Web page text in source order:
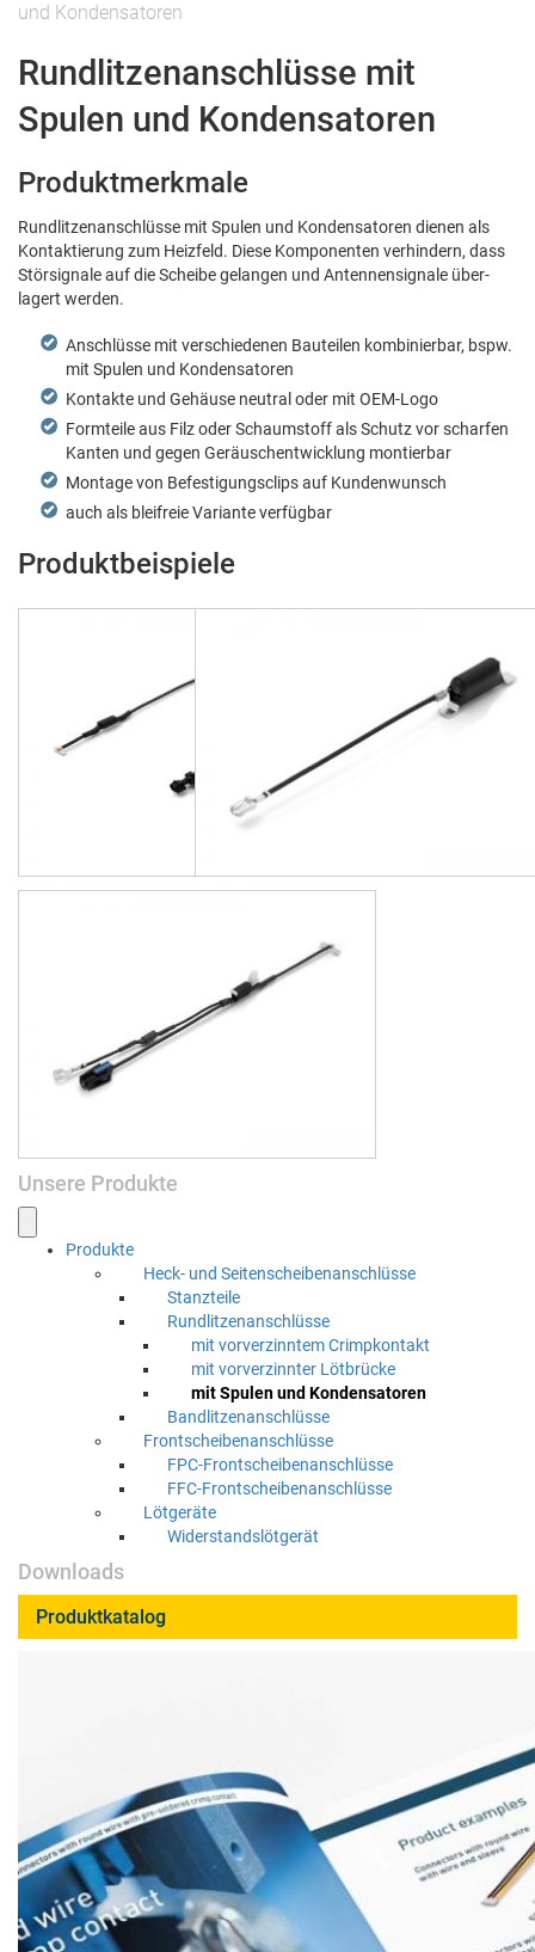
und Kondensatoren
Rundlitzenanschlüsse mit
Spulen und Kondensatoren
Produktmerkmale
Rundl­itzenan­schlüsse mit Spulen und Kon­den­satoren dienen als
Kon­tak­tierung zum Heizfeld. Diese Kom­po­nen­ten ver­hin­dern, dass
Störsig­nale auf die Scheibe gelan­gen und Anten­nensignale über­
lagert werden.
Anschlüsse mit ver­schiede­nen Bauteilen kom­binier­bar, bspw.
mit Spulen und Kondensatoren
Kon­tak­te und Gehäuse neu­tral oder mit OEM-Logo
Formteile aus Filz oder Schaum­stoff als Schutz vor schar­fen
Kan­ten und gegen Geräuschen­twick­lung montierbar
Mon­tage von Befes­ti­gungsclips auf Kundenwunsch
auch als bleifreie Vari­ante verfügbar
Produktbeispiele
Unsere Produkte
Pro­duk­te
Heck- und Seitenscheibenanschlüsse
Stanzteile
Rundl­itzenan­schlüsse
mit vorverzin­ntem Crimpkontakt
mit vorverzin­nter Lötbrücke
mit Spulen und Kondensatoren
Ban­dl­itzenan­schlüsse
Frontscheibenan­schlüsse
FPC-Frontscheibenan­schlüsse
FFC-Frontscheibenan­schlüsse
Löt­geräte
Wider­stand­slöt­gerät
Downloads
Produktkatalog